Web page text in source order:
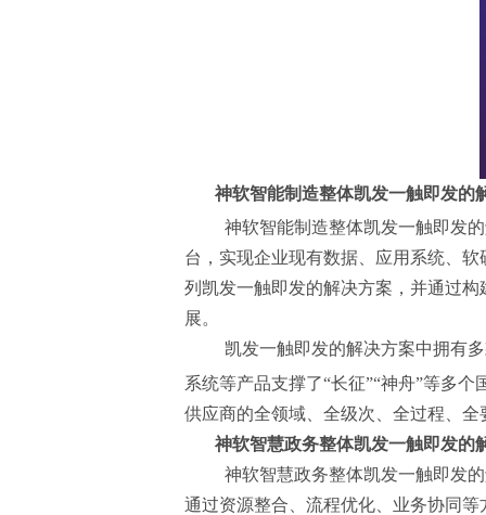
神软智能制造整体凯发一触即发的
神软智能制造整体凯发一触即发
台，实现企业现有数据、应用系统、
列凯发一触即发的解决方案，并通过构
展。
凯发一触即发的解决方案中拥有
系统等产品支撑了“长征”“神舟”等多
供应商的全领域、全级次、全过程、
神软智慧政务整体凯发一触即发的
神软智慧政务整体凯发一触即发
通过资源整合、流程优化、业务协同